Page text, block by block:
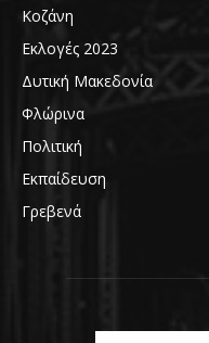
Κοζάνη
Εκλογές 2023
Δυτική Μακεδονία
Φλώρινα
Πολιτική
Εκπαίδευση
Γρεβενά